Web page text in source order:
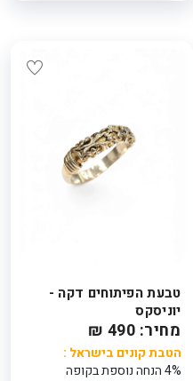
טבעת הפיתוחים דקה -
יוניסקס
מחיר: 490 ₪
הטבת קונים בישראל :
4% הנחה נוספת בקופה